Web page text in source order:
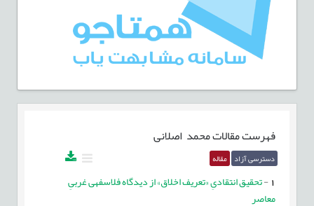
فهرست مقالاتمحمد اصلانی
دسترسی آزاد مقاله
-تحقیق انتقادیِ «تعریف اخلاق» از دیدگاه فلاسفه‏ی غربیِ
معاصر